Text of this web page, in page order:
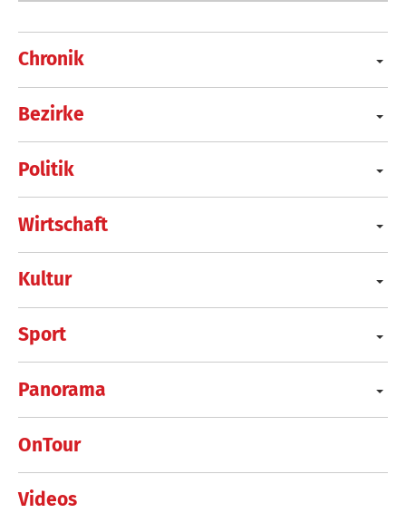
Chronik
Bezirke
Politik
Wirtschaft
Kultur
Sport
Panorama
OnTour
Videos